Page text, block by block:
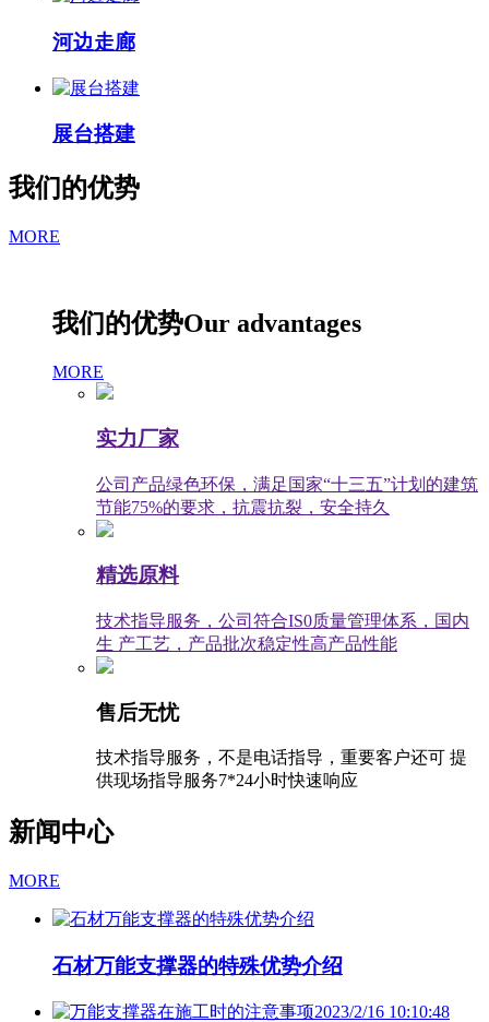
河边走廊
展台搭建
我们的优势
MORE
我们的优势Our advantages
MORE
实力厂家
公司产品绿色环保，满足国家“十三五”计划的建筑
节能75%的要求，抗震抗裂，安全持久
精选原料
技术指导服务，公司符合IS0质量管理体系，国内
生 产工艺，产品批次稳定性高产品性能
售后无忧
技术指导服务，不是电话指导，重要客户还可 提
供现场指导服务7*24小时快速响应
新闻中心
MORE
石材万能支撑器的特殊优势介绍
2023/2/16 10:10:48